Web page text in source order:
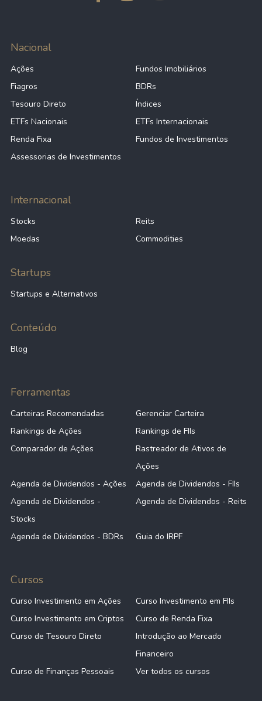
Nacional
Ações
Fundos Imobiliários
Fiagros
BDRs
Tesouro Direto
Índices
ETFs Nacionais
ETFs Internacionais
Renda Fixa
Fundos de Investimentos
Assessorias de Investimentos
Internacional
Stocks
Reits
Moedas
Commodities
Startups
Startups e Alternativos
Conteúdo
Blog
Ferramentas
Carteiras Recomendadas
Gerenciar Carteira
Rankings de Ações
Rankings de FIIs
Comparador de Ações
Rastreador de Ativos de
Ações
Agenda de Dividendos - Ações
Agenda de Dividendos - FIIs
Agenda de Dividendos -
Stocks
Agenda de Dividendos - Reits
Agenda de Dividendos - BDRs Guia do IRPF
Cursos
Curso Investimento em Ações
Curso Investimento em FIIs
Curso Investimento em Criptos
Curso de Renda Fixa
Curso de Tesouro Direto
Introdução ao Mercado
Financeiro
Curso de Finanças Pessoais
Ver todos os cursos